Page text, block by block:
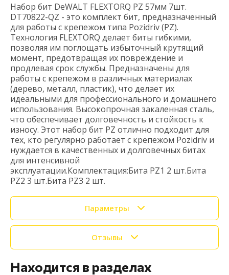
Набор бит DeWALT FLEXTORQ PZ 57мм 7шт.
DT70822-QZ - это комплект бит, предназначенный
для работы с крепежом типа Pozidriv (PZ).
Технология FLEXTORQ делает биты гибкими,
позволяя им поглощать избыточный крутящий
момент, предотвращая их повреждение и
продлевая срок службы. Предназначены для
работы с крепежом в различных материалах
(дерево, металл, пластик), что делает их
идеальными для профессионального и домашнего
использования. Высокопрочная закаленная сталь,
что обеспечивает долговечность и стойкость к
износу. Этот набор бит PZ отлично подходит для
тех, кто регулярно работает с крепежом Pozidriv и
нуждается в качественных и долговечных битах
для интенсивной
эксплуатации.Комплектация:Бита PZ1 2 шт.Бита
PZ2 3 шт.Бита PZ3 2 шт.
Параметры
Отзывы
Находится в разделах